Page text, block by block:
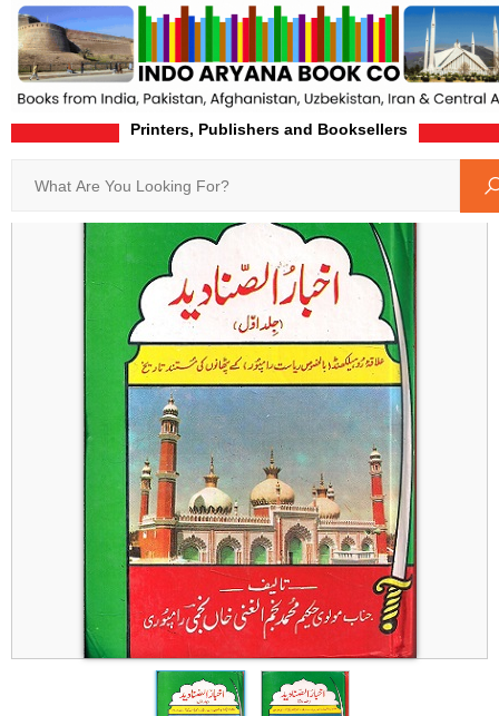
Printers, Publishers and Booksellers